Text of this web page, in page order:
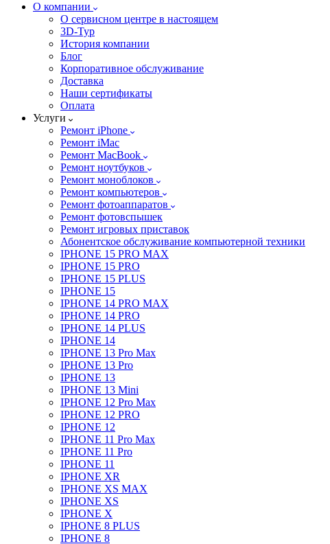
О компании
О сервисном центре в настоящем
3D-Тур
История компании
Блог
Корпоративное обслуживание
Доставка
Наши сертификаты
Оплата
Услуги
Ремонт iPhone
Ремонт iMac
Ремонт MacBook
Ремонт ноутбуков
Ремонт моноблоков
Ремонт компьютеров
Ремонт фотоаппаратов
Ремонт фотовспышек
Ремонт игровых приставок
Абонентское обслуживание компьютерной техники
IPHONE 15 PRO MAX
IPHONE 15 PRO
IPHONE 15 PLUS
IPHONE 15
IPHONE 14 PRO MAX
IPHONE 14 PRO
IPHONE 14 PLUS
IPHONE 14
IPHONE 13 Pro Max
IPHONE 13 Pro
IPHONE 13
IPHONE 13 Mini
IPHONE 12 Pro Max
IPHONE 12 PRO
IPHONE 12
IPHONE 11 Pro Max
IPHONE 11 Pro
IPHONE 11
IPHONE XR
IPHONE XS MAX
IPHONE XS
IPHONE X
IPHONE 8 PLUS
IPHONE 8